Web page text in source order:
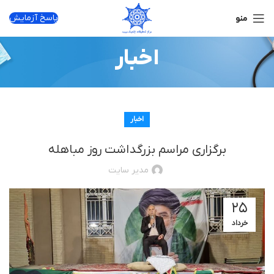
منو پاسخ آزمایش
اخبار
اخبار
برگزاری مراسم بزرگداشت روز مباهله
مدیر سایت
۲۵
خرداد